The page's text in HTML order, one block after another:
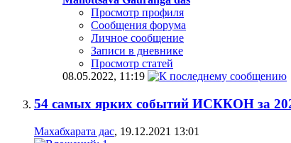
Просмотр профиля
Сообщения форума
Личное сообщение
Записи в дневнике
Просмотр статей
08.05.2022, 11:19
54 самых ярких событий ИСККОН за
Махабхарата дас, 19.12.2021 13:01